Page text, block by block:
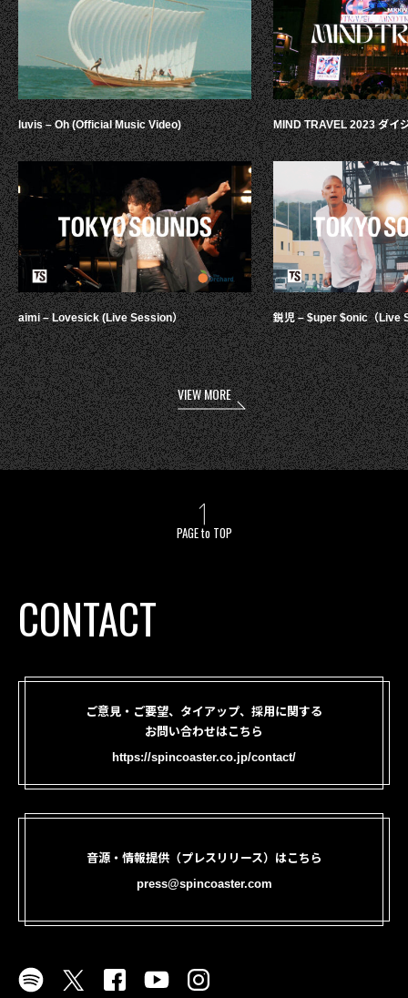
luvis – Oh (Official Music Video)
aimi – Lovesick (Live Session）
MIND TRAVEL 2023 ダイ
鋭児 – $uper $onic（Live
VIEW MORE
PAGE to TOP
CONTACT
ご意見・ご要望、タイアップ、採用に関する
お問い合わせはこちら
https://spincoaster.co.jp/contact/
音源・情報提供（プレスリリース）はこちら
press@spincoaster.com